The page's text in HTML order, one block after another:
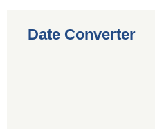
Date Converter